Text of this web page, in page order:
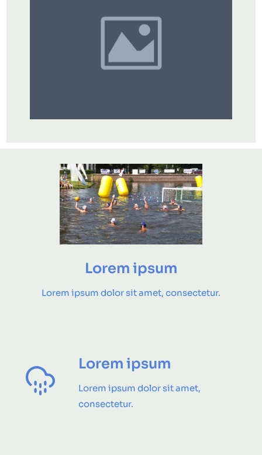
Lorem ipsum
Lorem ipsum dolor sit amet, consectetur.
Lorem ipsum
Lorem ipsum dolor sit amet,
consectetur.